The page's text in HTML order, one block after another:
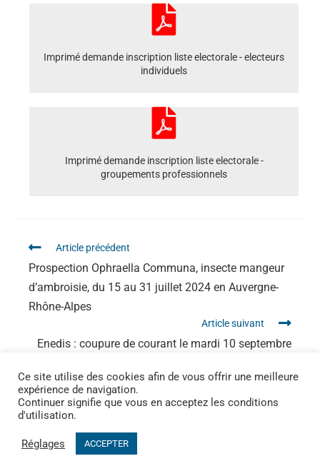
Imprimé demande inscription liste electorale - electeurs
individuels
Imprimé demande inscription liste electorale -
groupements professionnels
Article précédent
Prospection Ophraella Communa, insecte mangeur
d’ambroisie, du 15 au 31 juillet 2024 en Auvergne-
Rhône-Alpes
Article suivant
Enedis : coupure de courant le mardi 10 septembre
MAIRIE DE CHAROLS - 5 Place Carrovolis - 26450 CHAROLS | Tel. 04 75 90
Ce site utilise des cookies afin de vous offrir une meilleure
expérience de navigation.
Continuer signifie que vous en acceptez les conditions
d'utilisation.
Réglages ACCEPTER